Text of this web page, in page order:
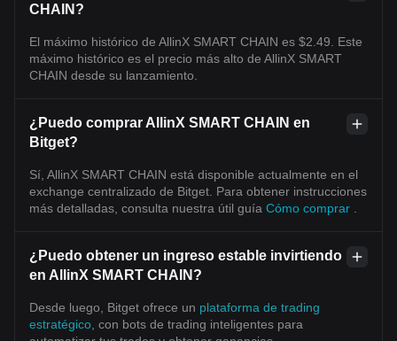
CHAIN?
El máximo histórico de AllinX SMART CHAIN es $2.49. Este
máximo histórico es el precio más alto de AllinX SMART
CHAIN desde su lanzamiento.
¿Puedo comprar AllinX SMART CHAIN en
Bitget?
Sí, AllinX SMART CHAIN está disponible actualmente en el
exchange centralizado de Bitget. Para obtener instrucciones
más detalladas, consulta nuestra útil guía Cómo comprar
¿Puedo obtener un ingreso estable invirtiendo
en AllinX SMART CHAIN?
Desde luego, Bitget ofrece un plataforma de trading
estratégico , con bots de trading inteligentes para